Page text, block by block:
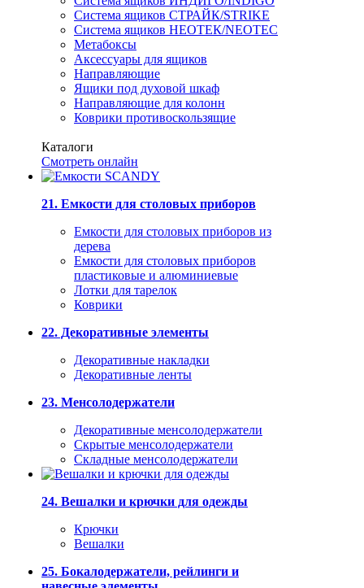
Система ящиков СТРАЙК/STRIKE
Система ящиков НЕОТЕК/NEOTEC
Метабоксы
Аксессуары для ящиков
Направляющие
Ящики под духовой шкаф
Направляющие для колонн
Коврики противоскользящие
Каталоги
Смотреть онлайн
21. Емкости для столовых приборов
Емкости для столовых приборов из
дерева
Емкости для столовых приборов
пластиковые и алюминиевые
Лотки для тарелок
Коврики
22. Декоративные элементы
Декоративные накладки
Декоративные ленты
23. Менсолодержатели
Декоративные менсолодержатели
Скрытые менсолодержатели
Складные менсолодержатели
24. Вешалки и крючки для одежды
Крючки
Вешалки
25. Бокалодержатели, рейлинги и